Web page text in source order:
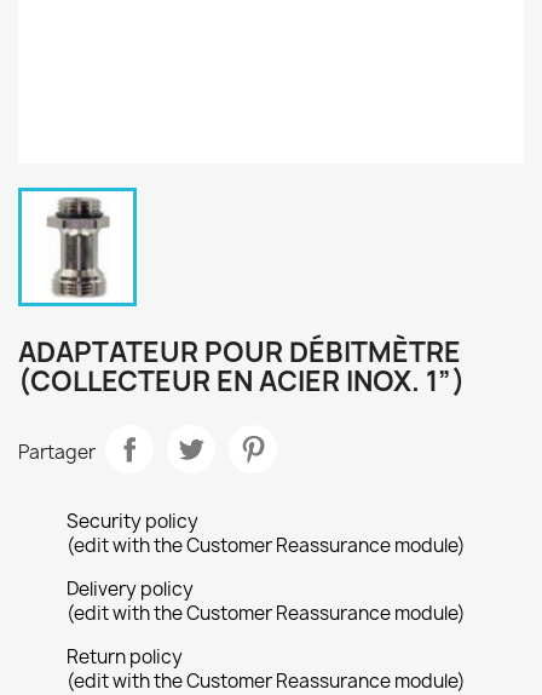
ADAPTATEUR POUR DÉBITMÈTRE
(COLLECTEUR EN ACIER INOX. 1”)
Partager
Security policy
(edit with the Customer Reassurance module)
Delivery policy
(edit with the Customer Reassurance module)
Return policy
(edit with the Customer Reassurance module)